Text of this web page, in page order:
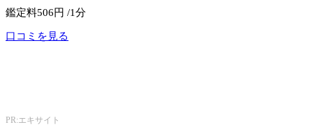
鑑定料506円 /1分
口コミを見る
PR:エキサイト